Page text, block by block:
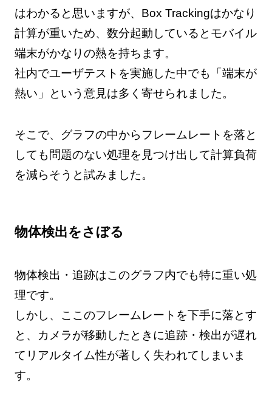
はわかると思いますが、Box Trackingはかなり
計算が重いため、数分起動しているとモバイル
端末がかなりの熱を持ちます。
社内でユーザテストを実施した中でも「端末が
熱い」という意見は多く寄せられました。
そこで、グラフの中からフレームレートを落と
しても問題のない処理を見つけ出して計算負荷
を減らそうと試みました。
物体検出をさぼる
物体検出・追跡はこのグラフ内でも特に重い処
理です。
しかし、ここのフレームレートを下手に落とす
と、カメラが移動したときに追跡・検出が遅れ
てリアルタイム性が著しく失われてしまいま
す。